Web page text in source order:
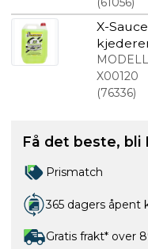
X-Sauce
5L
X00120
(76336)
Få det beste, bli
Prismatch
365 dagers åpent
Gratis frakt* over